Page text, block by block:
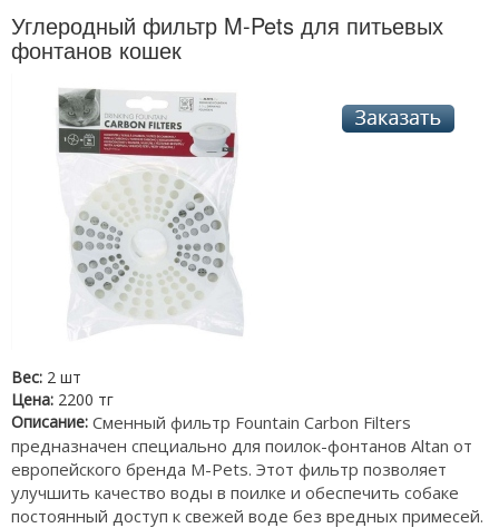
Углеродный фильтр M-Pets для питьевых
фонтанов кошек
Вес: 2 шт
Цена: 2200 тг
Описание: Сменный фильтр Fountain Carbon Filters
предназначен специально для поилок-фонтанов Altan от
европейского бренда M-Pets. Этот фильтр позволяет
улучшить качество воды в поилке и обеспечить собаке
постоянный доступ к свежей воде без вредных примесей.